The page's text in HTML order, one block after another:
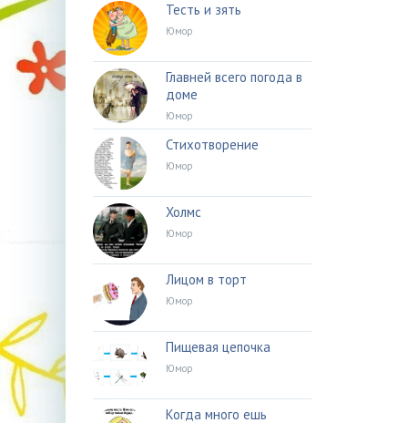
Тесть и зять
Юмор
Главней всего погода в
доме
Юмор
Стихотворение
Юмор
Холмс
Юмор
Лицом в торт
Юмор
Пищевая цепочка
Юмор
Когда много ешь